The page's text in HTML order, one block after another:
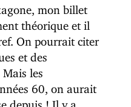
mon billet
théorique et il
On pourrait citer
et des
Mais les
60, on aurait
depuis ! Il y a